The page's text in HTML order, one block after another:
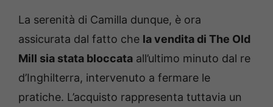
La serenità di Camilla dunque, è ora
assicurata dal fatto che la vendita di The Old
Mill sia stata bloccata all’ultimo minuto dal re
d’Inghilterra, intervenuto a fermare le
pratiche. L’acquisto rappresenta tuttavia un